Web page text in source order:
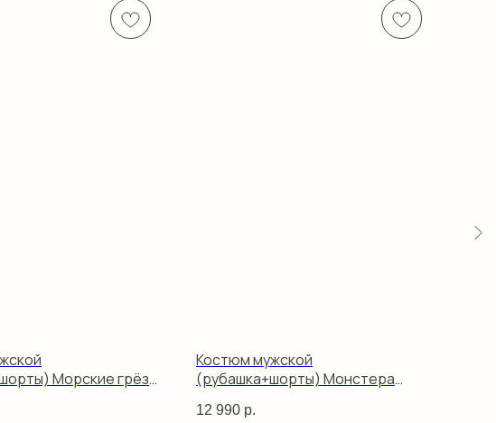
Морские грёзы
Костюм мужской
(рубашка+шорты) Монстера
12 990 р.